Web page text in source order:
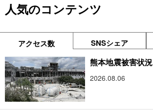
人気のコンテンツ
アクセス数 SNSシェア
熊本地震被害状況
2026.08.06